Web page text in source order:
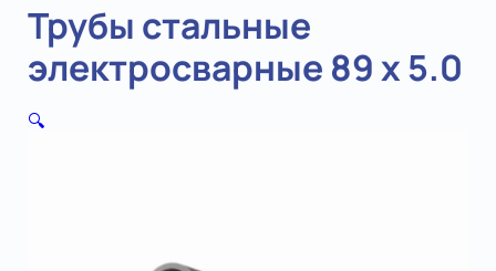
Трубы стальные
электросварные 89 х 5.0
🔍